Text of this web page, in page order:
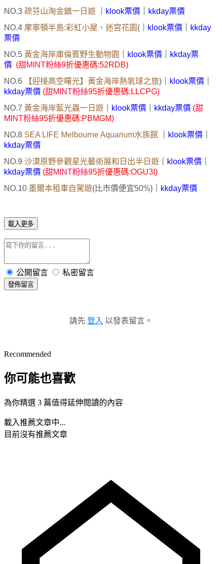
NO.3 疏芬山淘金鎮一日遊 klook票價
kkday票價
NO.4 摩寧頓半島:彩虹小屋、迷宮花園 ( klook票價
kkday
票價
NO.5 黃金海岸庫倫賓野生動物園 klook票價
kkday票
價 (甜MINT粉絲9折優惠碼:52RDB)
NO.6
【迎接高空曙光】黃金海岸熱氣球之旅) klook票價
kkday票價 (甜MINT粉絲95折優惠碼:LLCPG)
NO.7 黃金海岸藍光蟲一日遊 klook票價 kkday票價 (甜
MINT粉絲95折優惠碼:PBMGM)
NO.8 SEA LIFE Melbourne Aquarium水族館 klook票價
kkday票價
NO.9 沙漠原野參觀星光藝術展和日出半日遊 klook票價
kkday票價 (甜MINT粉絲95折優惠碼:OGU3I)
NO.10 墨爾本租車自駕遊(比市價便宜50%) kkday票價
載入更多
公開留言 私密留言
發佈留言
請先 登入 以發表留言。
Recommended
你可能也喜歡
為你精選 3 篇值得延伸閱讀的內容
載入推薦文章中...
目前沒有推薦文章